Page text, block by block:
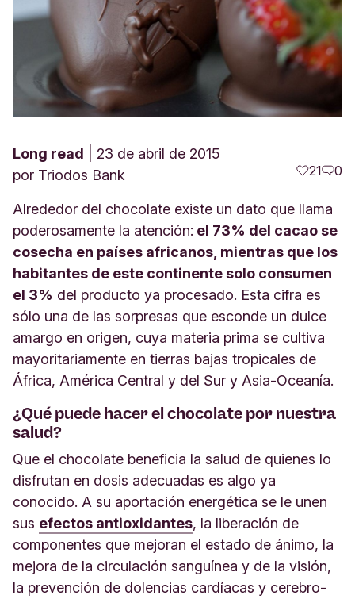
Long read
23 de abril de 2015
por Triodos Bank 21 0
Alrededor del chocolate existe un dato que llama
poderosamente la atención: el 73% del cacao se
cosecha en países africanos, mientras que los
habitantes de este continente solo consumen
el 3% del producto ya procesado. Esta cifra es
sólo una de las sorpresas que esconde un dulce
amargo en origen, cuya materia prima se cultiva
mayoritariamente en tierras bajas tropicales de
África, América Central y del Sur y Asia-Oceanía.
¿Qué puede hacer el chocolate por nuestra
salud?
Que el chocolate beneficia la salud de quienes lo
disfrutan en dosis adecuadas es algo ya
conocido. A su aportación energética se le unen
sus efectos antioxidantes, la liberación de
componentes que mejoran el estado de ánimo, la
mejora de la circulación sanguínea y de la visión,
la prevención de dolencias cardíacas y cerebro-